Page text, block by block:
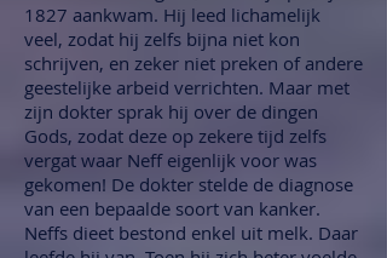
1827 aankwam. Hij leed lichamelijk
veel, zodat hij zelfs bijna niet kon
schrijven, en zeker niet preken of andere
geestelijke arbeid verrichten. Maar met
zijn dokter sprak hij over de dingen
Gods, zodat deze op zekere tijd zelfs
vergat waar Neff eigenlijk voor was
gekomen! De dokter stelde de diagnose
van een bepaalde soort van kanker.
Neffs dieet bestond enkel uit melk. Daar